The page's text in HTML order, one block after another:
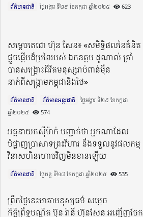
ព័ត៌មានជាតិ ថ្ងៃអង្គារ ទី២៩ ខែកក្កដា ឆ្នាំ២០២៥​ 623
សម្តេចតេជោ ហ៊ុន សែន៖ «សមិទ្ធិផលនៃគំនិត
ផ្តួចផ្តើមដ៏ប្រពៃរបស់ ឯកឧត្តម ដូណាល់ ត្រាំ
បានសង្រ្គោះជីវិតមនុស្សរាប់ពាន់ម៉ឺន
នាក់ពីសង្រ្គាមកម្ពុជានិងថៃ»
ព័ត៌មានជាតិ ព័ត៌មានអន្តរជាតិ
ថ្ងៃអង្គារ ទី២៩ ខែកក្កដា
ឆ្នាំ២០២៥​
574
អគ្គនាយកស៊ីម៉ាក់ បញ្ជាក់ថា អ្នកណាដែល
បំផ្លាញប្រាសាទព្រះវិហារ នឹងទទួលនូវផលកម្ម
វិនាសហិនហោចវិញមិនខានឡើយ
ព័ត៌មានជាតិ ថ្ងៃចន្ទ ទី២៨ ខែកក្កដា ឆ្នាំ២០២៥​ 535
ព្រឹកថ្ងៃនេះមាតាមនុស្សធម៌ សម្តេច
កិត្តិព្រឹទ្ធបណ្ឌិត ប៊ុន រ៉ានី ហ៊ុនសែន អញ្ជើញចែក​